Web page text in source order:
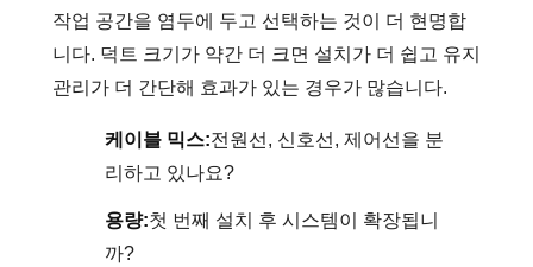
작업 공간을 염두에 두고 선택하는 것이 더 현명합
니다. 덕트 크기가 약간 더 크면 설치가 더 쉽고 유지
관리가 더 간단해 효과가 있는 경우가 많습니다.
케이블 믹스:전원선, 신호선, 제어선을 분
리하고 있나요?
용량:첫 번째 설치 후 시스템이 확장됩니
까?